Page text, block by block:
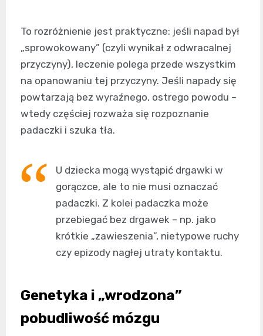
To rozróżnienie jest praktyczne: jeśli napad był
„sprowokowany” (czyli wynikał z odwracalnej
przyczyny), leczenie polega przede wszystkim
na opanowaniu tej przyczyny. Jeśli napady się
powtarzają bez wyraźnego, ostrego powodu –
wtedy częściej rozważa się rozpoznanie
padaczki i szuka tła.
U dziecka mogą wystąpić drgawki w
gorączce, ale to nie musi oznaczać
padaczki. Z kolei padaczka może
przebiegać bez drgawek – np. jako
krótkie „zawieszenia”, nietypowe ruchy
czy epizody nagłej utraty kontaktu.
Genetyka i „wrodzona”
pobudliwość mózgu